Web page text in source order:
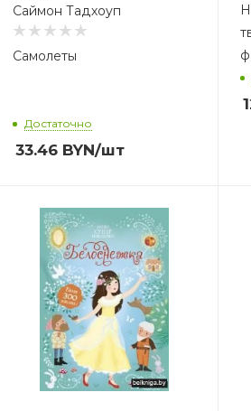
Саймон Тадхоуп
Самолеты
Достаточно
33.46 BYN/шт